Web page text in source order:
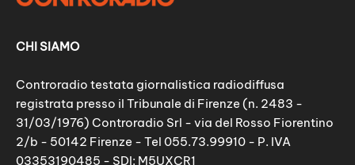
CHI SIAMO
Controradio testata giornalistica radiodiffusa
registrata presso il Tribunale di Firenze (n. 2483 -
31/03/1976) Controradio Srl - via del Rosso Fiorentino
2/b - 50142 Firenze - Tel 055.73.99910 - P. IVA
03353190485 - SDI: M5UXCR1